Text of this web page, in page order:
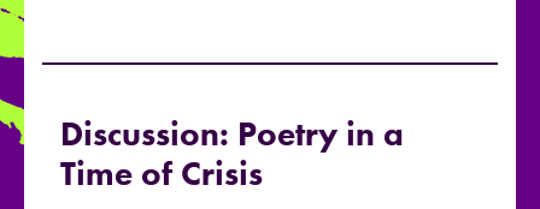
Discussion: Poetry in a
Time of Crisis